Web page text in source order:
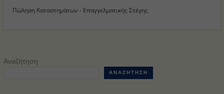
Πώληση Καταστημάτων - Επαγγελματικής Στέγης
Αναζήτηση
ΑΝΑΖΉΤΗΣΗ